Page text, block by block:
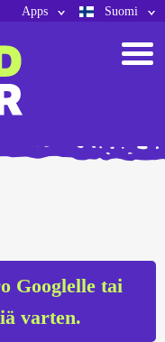
Suomi
Apps
Googlelle tai
varten.